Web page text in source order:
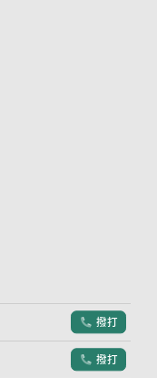
電話符號
撥打
電話符號
撥打